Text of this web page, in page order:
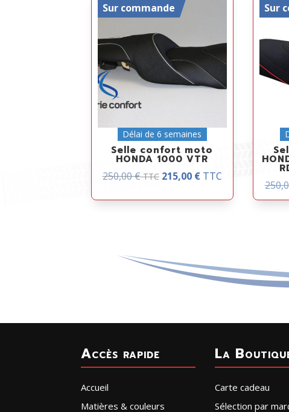
Sur commande
Délai de 6 semaines
Selle confort moto
HONDA 1000 VTR
250,00€ TTC 215,00 € TTC
Sur
Accès rapide
Accueil
Matières & couleurs
La
Carte cadeau
Sélection par